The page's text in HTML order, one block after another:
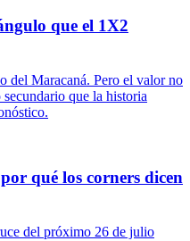
que el 1X2
del Maracaná. Pero el valor no
que la historia
qué los corners dicen
del próximo 26 de julio